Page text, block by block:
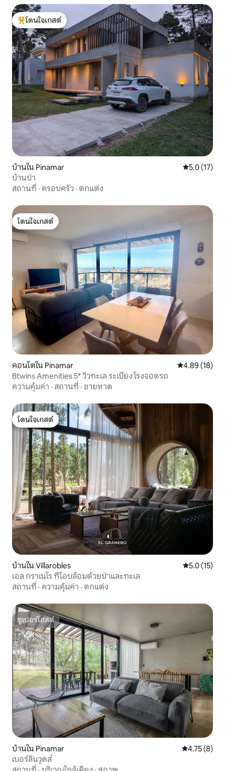
โดนใจเกสต์ที่สุด
โดนใจเกสต์
บ้านใน Pinamar คะแนนเฉลี่ย
5.0 (17)
บ้านป่า
สถานที่ · ครอบครัว · ตกแต่ง
โดนใจเกสต์
โดนใจเกสต์
คอนโดใน Pinamar คะแนนเฉลี่ย
4.89 (18)
Btwins Amenities 5* วิวทะเล ระเบียง โรงจอดรถ
ความคุ้มค่า · สถานที่ · ชายหาด
โดนใจเกสต์
โดนใจเกสต์
บ้านใน Villarobles คะแนนเฉลี่ย
5.0 (15)
เอล กราเนโร ที่โอบล้อมด้วยป่าและทะเล
สถานที่ · ความคุ้มค่า · ตกแต่ง
ซูเปอร์โฮสต์
ซูเปอร์โฮสต์
บ้านใน Pinamar คะแนนเฉลี่ย
4.75 (8)
เบอร์ลินวูดส์